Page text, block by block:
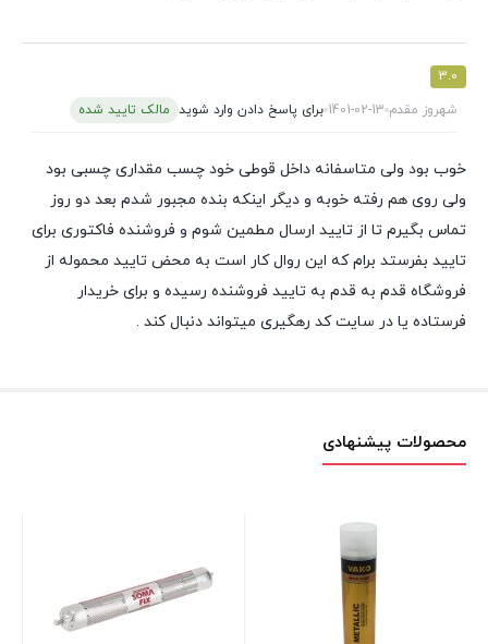
3.0
شهروز مقدم 1401-02-13 برای پاسخ دادن وارد شوید مالک تایید شده
خوب بود ولی متاسفانه داخل قوطی خود چسب مقداری چسبی بود
ولی روی هم رفته خوبه و دیگر اینکه بنده مجبور شدم بعد دو روز
تماس بگیرم تا از تایید ارسال مطمین شوم و فروشنده فاکتوری برای
تایید بفرستد برام که این روال کار است به محض تایید محموله از
فروشگاه قدم به قدم به تایید فروشنده رسیده و برای خریدار
فرستاده یا در سایت کد رهگیری میتواند دنبال کند .
محصولات پیشنهادی